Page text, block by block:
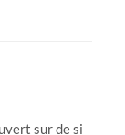
sur de si